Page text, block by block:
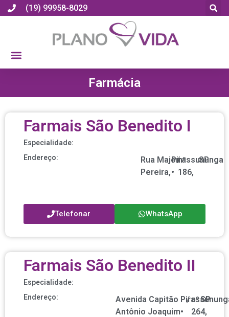
(19) 99958-8029
Farmácia
Farmais São Benedito I
Especialidade:
Endereço:
Rua Major
Pereira,
nº
186,
/
Pirassununga
•
SP
Telefonar WhatsApp
Farmais São Benedito II
Especialidade:
Endereço:
Avenida Capitão
Antônio Joaquim
nº
264,
/
•
SP